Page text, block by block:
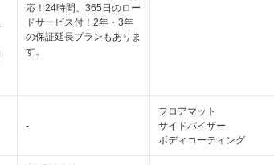
応！24時間、365日のロー
ドサービス付！2年・3年
の保証延長プランもありま
す。
-
フロアマット
サイドバイザー
ボディコーティング